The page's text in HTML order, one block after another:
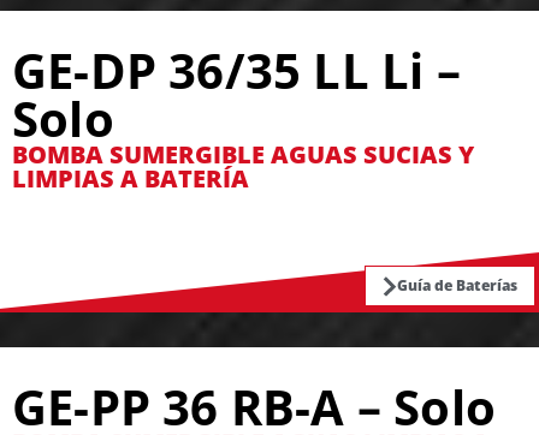
GE-DP 36/35 LL Li –
Solo
BOMBA SUMERGIBLE AGUAS SUCIAS Y
LIMPIAS A BATERÍA
Guía de Baterías
GE-PP 36 RB-A – Solo